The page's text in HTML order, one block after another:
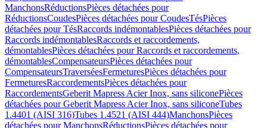
ManchonsRéductionsPièces détachées pour
RéductionsCoudesPièces détachées pour CoudesTésPièces
détachées pour TésRaccords indémontablesPièces détachées pour
Raccords indémontablesRaccords et raccordements,
démontablesPièces détachées pour Raccords et raccordements,
démontablesCompensateursPièces détachées pour
CompensateursTraverséesFermeturesPièces détachées pour
FermeturesRaccordementsPièces détachées pour
RaccordementsGeberit Mapress Acier Inox, sans siliconePièces
détachées pour Geberit Mapress Acier Inox, sans siliconeTubes
1.4401 (AISI 316)Tubes 1.4521 (AISI 444)ManchonsPièces
détachées pour ManchonsRéductionsPièces détachées pour